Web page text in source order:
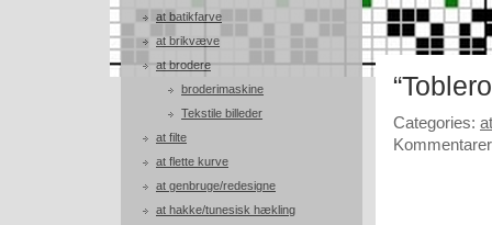
at batikfarve
at brikvæve
at brodere
broderimaskine
Tekstile billeder
at filte
at flette kurve
at genbruge/redesigne
at hakke/tunesisk hækling
Categories: